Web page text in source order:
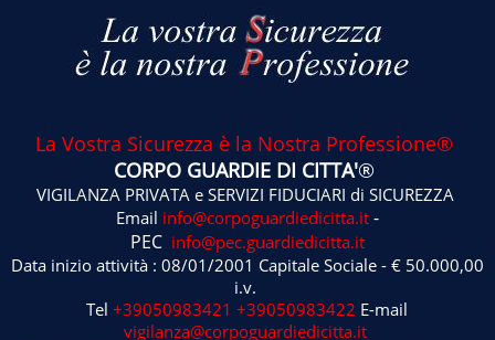
La Vostra Sicurezza è la Nostra Professione®
CORPO GUARDIE DI CITTA'®
VIGILANZA PRIVATA e SERVIZI FIDUCIARI di SICUREZZA
Email info@corpoguardiedicitta.it-
PEC info@pec.guardiedicitta.it
Data inizio attività : 08/01/2001 Capitale Sociale - € 50.000,00
i.v.
Tel+39050983421 +39050983422 E-mail
vigilanza@corpoguardiedicitta.it